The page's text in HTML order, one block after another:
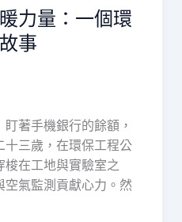
力量：一個環
事
著手機銀行的餘額，
十三歲，在環保工程公
梭在工地與實驗室之
空氣監測貢獻心力。然